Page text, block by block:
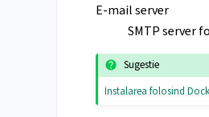
E-mail server
SMTP server
Sugestie
Instalarea folosind